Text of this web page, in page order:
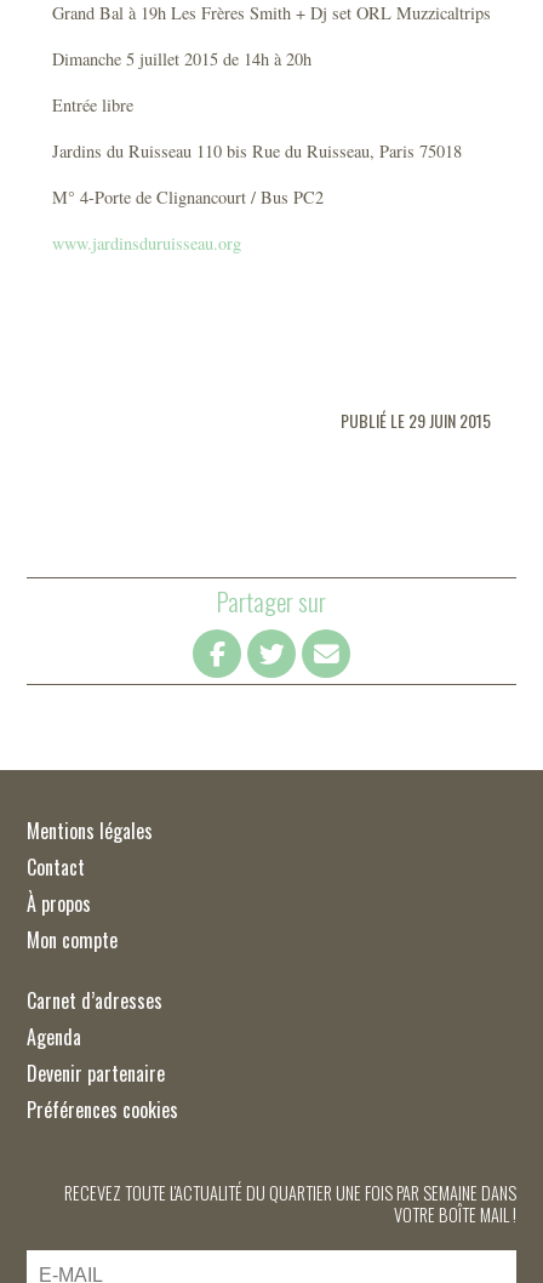
Grand Bal à 19h Les Frères Smith + Dj set ORL Muzzicaltrips
Dimanche 5 juillet 2015 de 14h à 20h
Entrée libre
Jardins du Ruisseau 110 bis Rue du Ruisseau, Paris 75018
M° 4-Porte de Clignancourt / Bus PC2
www.jardinsduruisseau.org
PUBLIÉ LE 29 JUIN 2015
Partager sur
Mentions légales
Contact
À propos
Mon compte
Carnet d’adresses
Agenda
Devenir partenaire
Préférences cookies
RECEVEZ TOUTE L'ACTUALITÉ DU QUARTIER UNE FOIS PAR SEMAINE DANS
VOTRE BOÎTE MAIL !